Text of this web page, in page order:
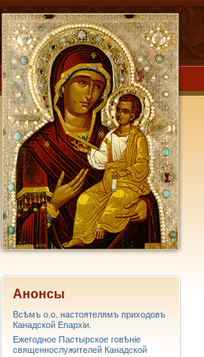
Анонсы
Всѣмъ о.о. настоятелямъ приходовъ
Канадской Епархiи.
Ежегодное Пастырское говѣніе
священнослужителей Канадской